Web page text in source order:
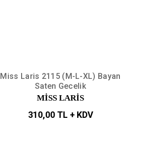
Miss Laris 2115 (M-L-XL) Bayan
Saten Gecelik
MİSS LARİS
310,00 TL + KDV